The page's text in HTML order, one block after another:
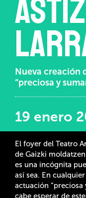
Nueva creación
“preciosa y
19 enero
El foyer del Teatro
de Gaizki
es una incógnita
así sea. En
actuación “preciosa
cabe esperar de